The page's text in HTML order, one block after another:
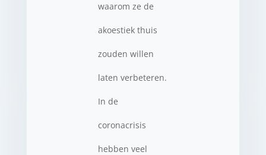
waarom ze de
akoestiek thuis
zouden willen
laten verbeteren.
In de
coronacrisis
hebben veel